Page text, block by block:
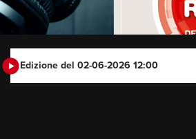
Edizione del 02-06-2026 12:00